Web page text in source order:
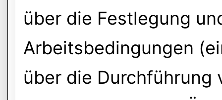
über die Festlegung
Arbeitsbedingungen
über die Durchführung